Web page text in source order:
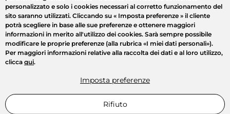
personalizzato e solo i cookies necessari al corretto funzionamento del
sito saranno utilizzati. Cliccando su « Imposta preferenze » il cliente
potrà scegliere in base alle sue preferenze e ottenere maggiori
informazioni in merito all'utilizzo dei cookies. Sarà sempre possibile
modificare le proprie preferenze (alla rubrica «I miei dati personali»).
Per maggiori informazioni relative alla raccolta dei dati e al loro utilizzo,
clicca qui.
Imposta preferenze
Rifiuto